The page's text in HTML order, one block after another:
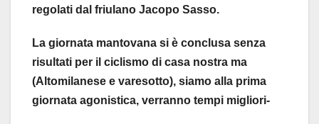
regolati dal friulano Jacopo Sasso.
La giornata mantovana si è conclusa senza
risultati per il ciclismo di casa nostra ma
(Altomilanese e varesotto), siamo alla prima
giornata agonistica, verranno tempi migliori-